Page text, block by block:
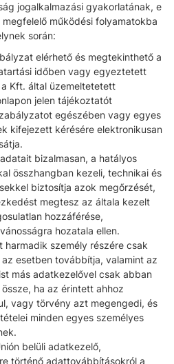
jogalkalmazási gyakorlatának, e
működési folyamatokba
során:
elérhető és megtekinthető a
időben vagy egyeztetett
Kft. által üzemeltetetett
jelen tájékoztatót
egészében vagy egyes
kifejezett kérésére elektronikusan
bizalmasan, a hatályos
összhangban kezeli, technikai és
biztosítja azok megőrzését,
megtesz az általa kezelt
hozzáférése,
hozatala ellen.
harmadik személy részére csak
esetben továbbítja, valamint az
más adatkezelővel csak abban
ha az érintett ahhoz
vagy törvény azt megengedi, és
minden egyes személyes
belüli adatkezelő,
történő adattovábbításokról a